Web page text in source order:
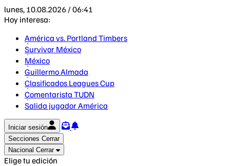
lunes, 10.08.2026 / 06:41
Hoy interesa:
América vs. Portland Timbers
Survivor México
México
Guillermo Almada
Clasificados Leagues Cup
Comentarista TUDN
Salida jugador América
Iniciar sesión
Secciones Cerrar
Nacional Cerrar
Elige tu edición